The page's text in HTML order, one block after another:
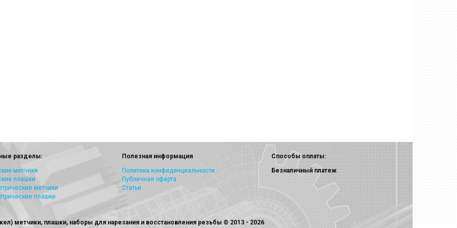
разделы:
метчики
плашки
метчики
плашки
Полезная информация
Политика конфиденциальности
Публичная оферта
Статьи
Способы оплаты:
Безналичный платеж
метчики, плашки, наборы для нарезания и восстановления резьбы © 2013 - 2026